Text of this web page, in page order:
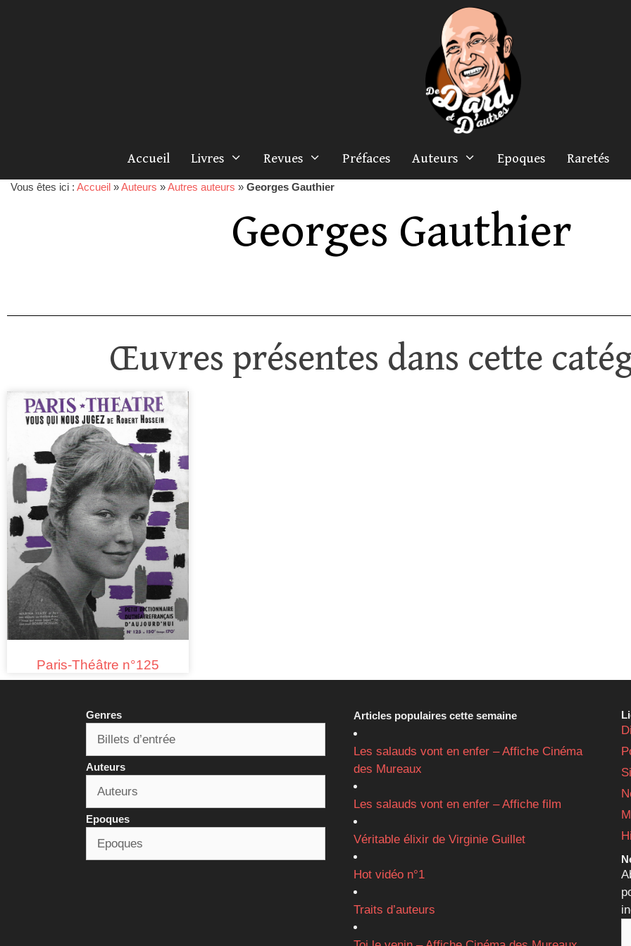
Accueil Livres Revues Préfaces Auteurs Epoques Raretés
Vous êtes ici : Accueil »Auteurs »Autres auteurs » Georges Gauthier
Georges Gauthier
Œuvres présentes dans cette
Paris-Théâtre n°125
Genres
Auteurs
Epoques
Articles populaires cette semaine
Les salauds vont en enfer – Affiche Cinéma
des Mureaux
Les salauds vont en enfer – Affiche film
Véritable élixir de Virginie Guillet
Hot vidéo n°1
Traits d’auteurs